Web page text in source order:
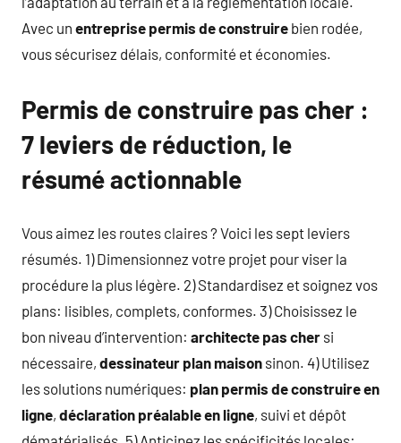
Avec un entreprise permis de construire bien rodée,
vous sécurisez délais, conformité et économies.
Permis de construire pas cher :
7 leviers de réduction, le
résumé actionnable
Vous aimez les routes claires ? Voici les sept leviers
résumés. 1) Dimensionnez votre projet pour viser la
procédure la plus légère. 2) Standardisez et soignez vos
plans: lisibles, complets, conformes. 3) Choisissez le
bon niveau d’intervention: architecte pas cher si
nécessaire, dessinateur plan maison sinon. 4) Utilisez
les solutions numériques: plan permis de construire en
ligne, déclaration préalable en ligne, suivi et dépôt